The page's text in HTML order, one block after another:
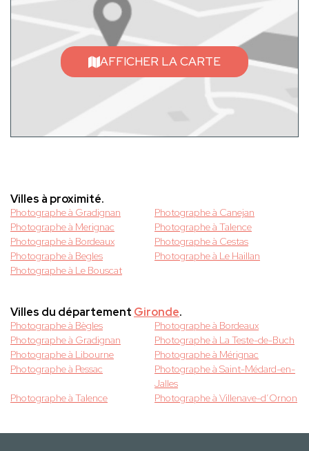
AFFICHER LA CARTE
Villes à proximité.
Photographe à Gradignan
Photographe à Canejan
Photographe à Merignac
Photographe à Talence
Photographe à Bordeaux
Photographe à Cestas
Photographe à Begles
Photographe à Le Haillan
Photographe à Le Bouscat
Villes du département Gironde.
Photographe à Bègles
Photographe à Bordeaux
Photographe à Gradignan
Photographe à La Teste-de-Buch
Photographe à Libourne
Photographe à Mérignac
Photographe à Pessac
Photographe à Saint-Médard-en-
Jalles
Photographe à Talence
Photographe à Villenave-d’Ornon